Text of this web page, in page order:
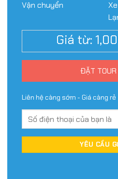
Vận chuyển
Giá từ:
ĐẶT TOUR
Liên hệ càng sớm - Giá càng rẻ